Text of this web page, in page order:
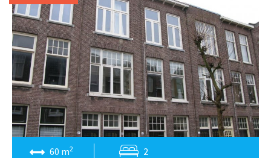
60 m2 2